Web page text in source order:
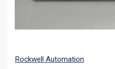
Rockwell Automation